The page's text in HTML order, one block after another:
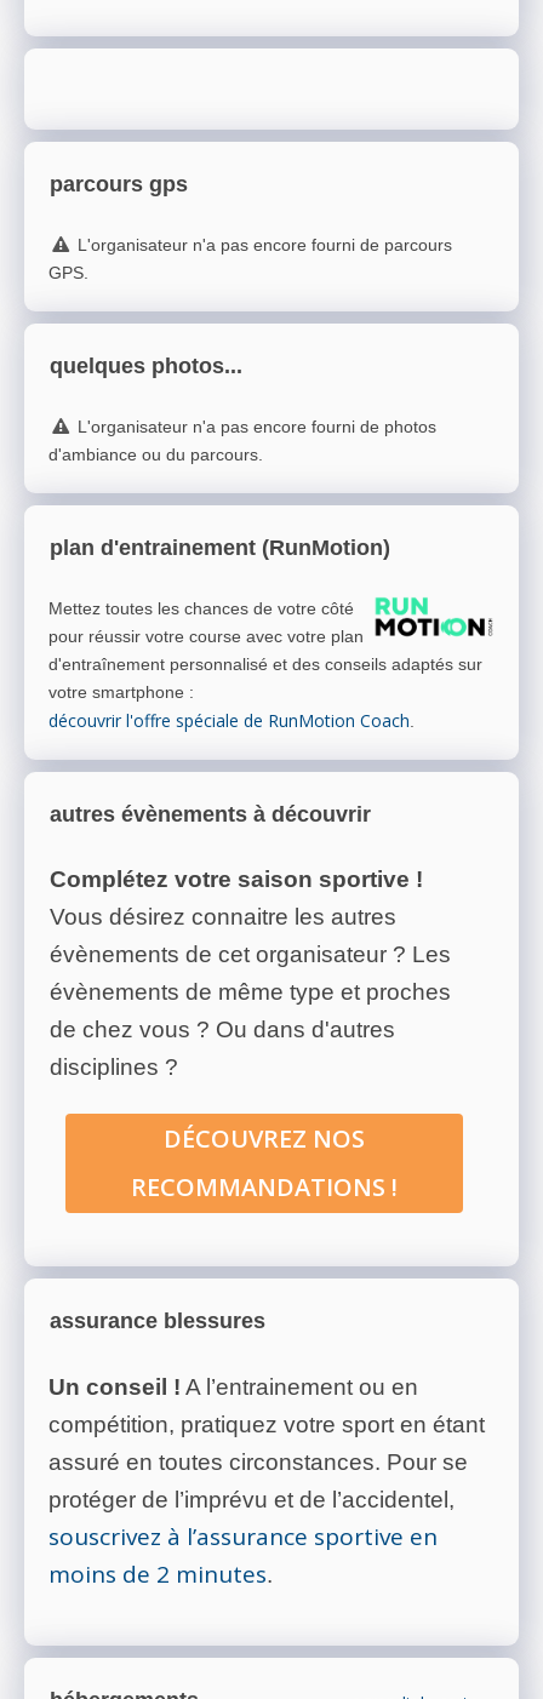
parcours gps
L'organisateur n'a pas encore fourni de parcours
GPS.
quelques photos...
L'organisateur n'a pas encore fourni de photos
d'ambiance ou du parcours.
plan d'entrainement (RunMotion)
Mettez toutes les chances de votre côté
pour réussir votre course avec votre plan
d'entraînement personnalisé et des conseils adaptés sur
votre smartphone :
découvrir l'offre spéciale de RunMotion Coach.
autres évènements à découvrir
Complétez votre saison sportive !
Vous désirez connaitre les autres
évènements de cet organisateur ? Les
évènements de même type et proches
de chez vous ? Ou dans d'autres
disciplines ?
DÉCOUVREZ NOS
RECOMMANDATIONS !
assurance blessures
Un conseil ! A l’entrainement ou en
compétition, pratiquez votre sport en étant
assuré en toutes circonstances. Pour se
protéger de l’imprévu et de l’accidentel,
souscrivez à l’assurance sportive en
moins de 2 minutes.